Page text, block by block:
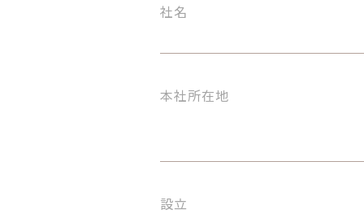
社名
本社所在地
設立